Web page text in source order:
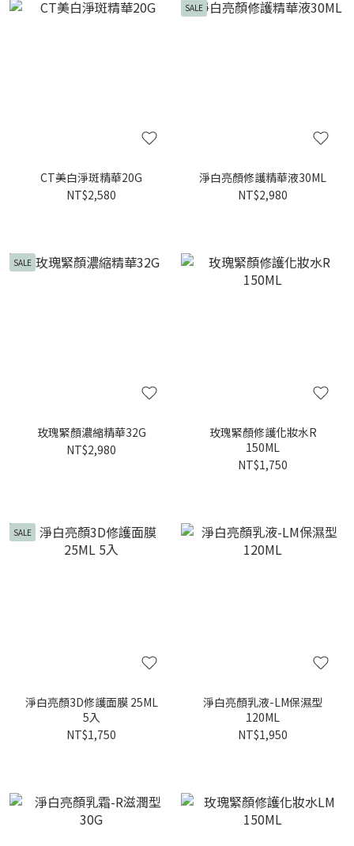
CT美白淨斑精華20G
NT$2,580
SALE
淨白亮顏修護精華液30ML
NT$2,980
SALE
玫瑰緊顏濃縮精華32G
NT$2,980
玫瑰緊顏修護化妝水R
150ML
NT$1,750
SALE
淨白亮顏3D修護面膜 25ML
5入
NT$1,750
淨白亮顏乳液-LM保濕型
120ML
NT$1,950